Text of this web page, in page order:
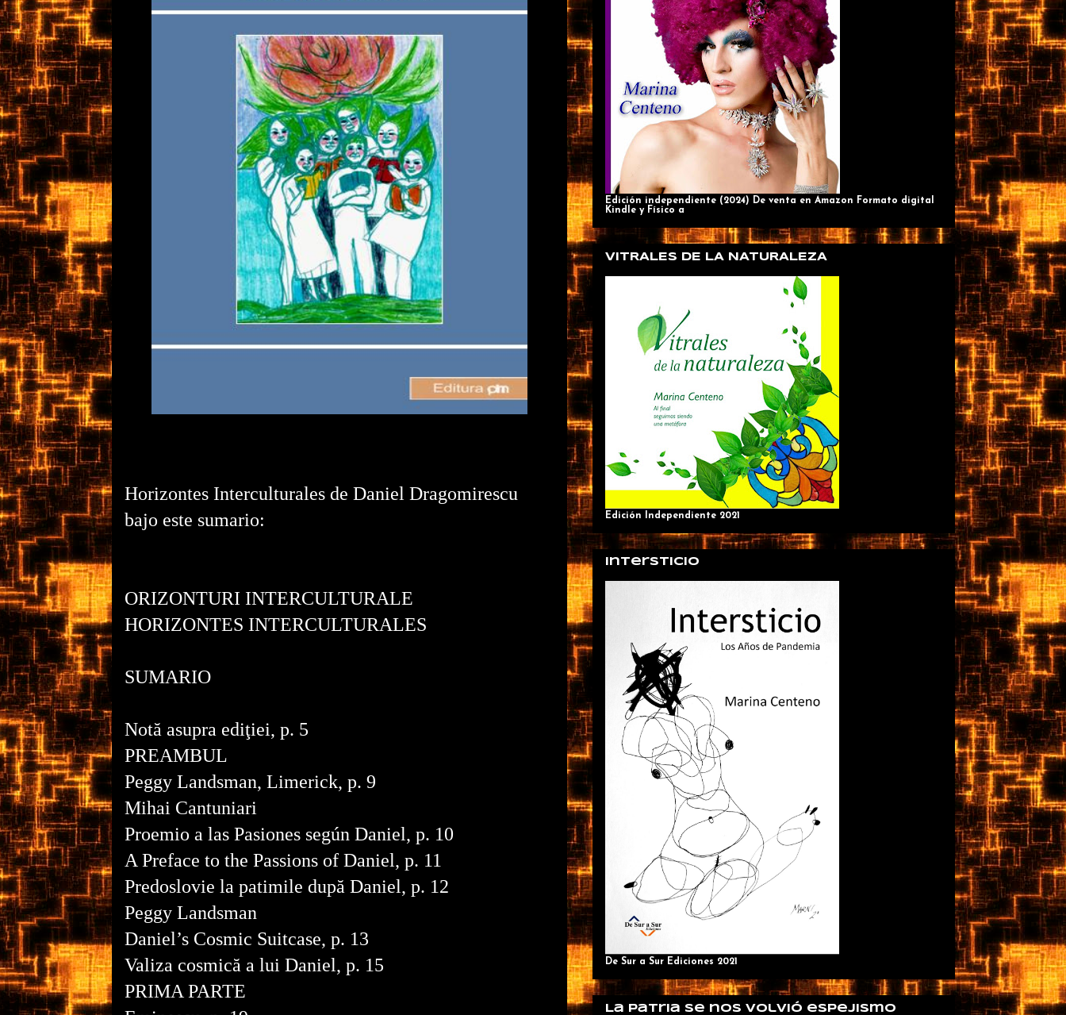
Horizontes Interculturales de Daniel Dragomirescu
bajo este sumario:
ORIZONTURI INTERCULTURALE
HORIZONTES INTERCULTURALES
SUMARIO
Notă asupra ediţiei, p. 5
PREAMBUL
Peggy Landsman, Limerick, p. 9
Mihai Cantuniari
Proemio a las Pasiones según Daniel, p. 10
A Preface to the Passions of Daniel, p. 11
Predoslovie la patimile după Daniel, p. 12
Peggy Landsman
Daniel’s Cosmic Suitcase, p. 13
Valiza cosmică a lui Daniel, p. 15
PRIMA PARTE
Edición independiente (2024) De venta en Amazon Formato digital
Kindle y Físico a
VITRALES DE LA NATURALEZA
Edición Independiente 2021
Intersticio
De Sur a Sur Ediciones 2021
La patria se nos volvió espejismo